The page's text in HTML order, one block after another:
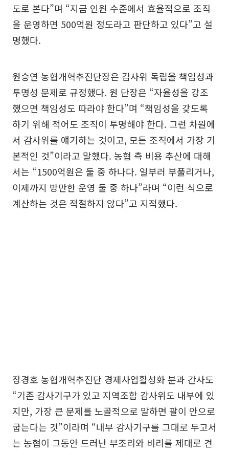
도로 본다”며 “지금 인원 수준에서 효율적으로 조직
을 운영하면 500억원 정도라고 판단하고 있다”고 설
명했다.
원승연 농협개혁추진단장은 감사위 독립을 책임성과
투명성 문제로 규정했다. 원 단장은 “자율성을 강조
했으면 책임성도 따라야 한다”며 “책임성을 갖도록
하기 위해 적어도 조직이 투명해야 한다. 그런 차원에
서 감사위를 얘기하는 것이고, 모든 조직에서 가장 기
본적인 것”이라고 말했다. 농협 측 비용 추산에 대해
서는 “1500억원은 둘 중 하나다. 일부러 부풀리거나,
이제까지 방만한 운영 둘 중 하나”라며 “이런 식으로
계산하는 것은 적절하지 않다”고 지적했다.
장경호 농협개혁추진단 경제사업활성화 분과 간사도
“기존 감사기구가 있고 지역조합 감사위도 내부에 있
지만, 가장 큰 문제를 노골적으로 말하면 팔이 안으로
굽는다는 것”이라며 “내부 감사기구를 그대로 두고서
는 농협이 그동안 드러난 부조리와 비리를 제대로 견